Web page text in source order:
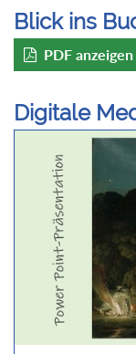
Blick ins
PDF anzeigen
Digitale